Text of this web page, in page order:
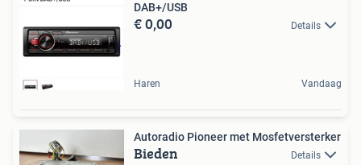
DAB+/USB
€ 0,00 Details
Haren Vandaag
Autoradio Pioneer met Mosfetversterker
Bieden Details